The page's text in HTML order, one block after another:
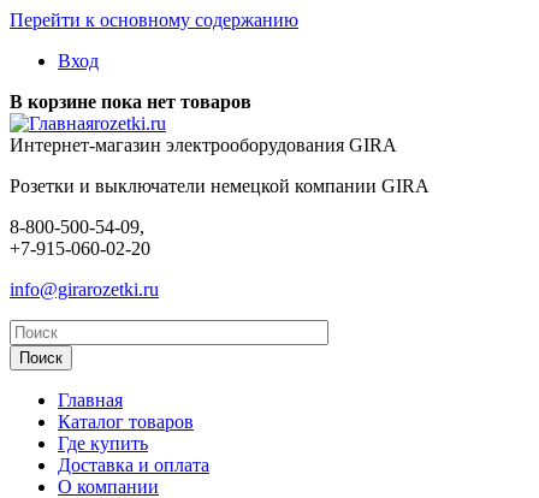
Перейти к основному содержанию
Вход
В корзине пока нет товаров
rozetki.ru
Интернет-магазин электрооборудования GIRA
Розетки и выключатели немецкой компании GIRA
8-800-500-54-09,
+7-915-060-02-20
info@girarozetki.ru
Главная
Каталог товаров
Где купить
Доставка и оплата
О компании